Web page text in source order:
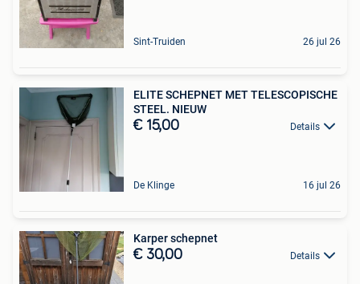
Sint-Truiden 26 jul 26
ELITE SCHEPNET MET TELESCOPISCHE
STEEL. NIEUW
€ 15,00 Details
De Klinge 16 jul 26
Karper schepnet
€ 30,00 Details